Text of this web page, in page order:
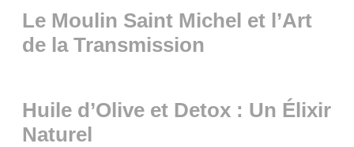
Le Moulin Saint Michel et l’Art
de la Transmission
Huile d’Olive et Detox : Un Élixir
Naturel